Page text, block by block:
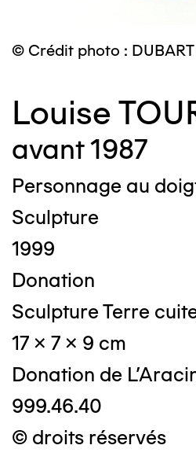
© Crédit photo :
Louise
avant 1987
Personnage au
Sculpture
1999
Donation
Sculpture Terre
17 x 7 x 9 cm
Donation de
999.46.40
© droits réservés